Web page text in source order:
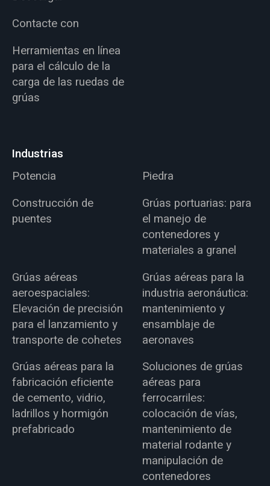
Contacte con
Herramientas en línea
para el cálculo de la
carga de las ruedas de
grúas
Industrias
Potencia
Piedra
Construcción de
puentes
Grúas portuarias: para
el manejo de
contenedores y
materiales a granel
Grúas aéreas
aeroespaciales:
Elevación de precisión
para el lanzamiento y
transporte de cohetes
Grúas aéreas para la
industria aeronáutica:
mantenimiento y
ensamblaje de
aeronaves
Grúas aéreas para la
fabricación eficiente
de cemento, vidrio,
ladrillos y hormigón
prefabricado
Soluciones de grúas
aéreas para
ferrocarriles:
colocación de vías,
mantenimiento de
material rodante y
manipulación de
contenedores